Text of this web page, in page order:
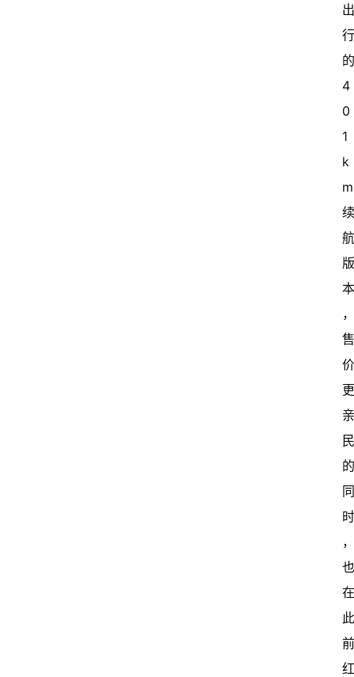
4
0
1
k
m